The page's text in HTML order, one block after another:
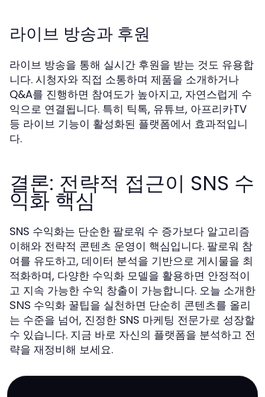
라이브 방송과 후원
라이브 방송을 통해 실시간 후원을 받는 것도 유용합
니다. 시청자와 직접 소통하며 제품을 소개하거나
Q&A를 진행하면 참여도가 높아지고, 자연스럽게 수
익으로 연결됩니다. 특히 틱톡, 유튜브, 아프리카TV
등 라이브 기능이 활성화된 플랫폼에서 효과적입니
다.
결론: 전략적 접근이 SNS 수
익화 핵심
SNS 수익화는 단순한 팔로워 수 증가보다 알고리즘
이해와 전략적 콘텐츠 운영이 핵심입니다. 팔로워 참
여를 유도하고, 데이터 분석을 기반으로 게시물을 최
적화하며, 다양한 수익화 모델을 활용하면 안정적이
고 지속 가능한 수익 창출이 가능합니다. 오늘 소개한
SNS 수익화 꿀팁을 실천하면 단순히 콘텐츠를 올리
는 수준을 넘어, 진정한 SNS 마케팅 전문가로 성장할
수 있습니다. 지금 바로 자신의 플랫폼을 분석하고 전
략을 재정비해 보세요.